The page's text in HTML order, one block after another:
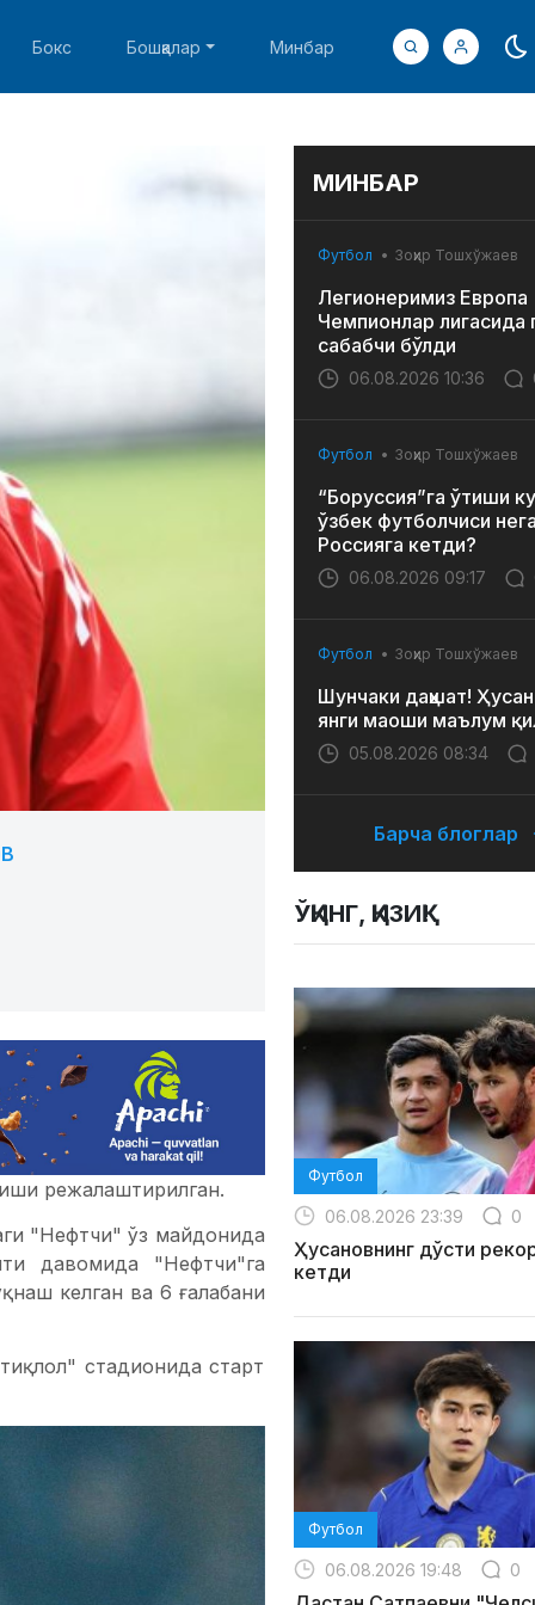
Бокс Бошқалар Минбар
режалаштирилган.
"Нефтчи" ўз майдонида
давомида "Нефтчи"га
келган ва 6 ғалабани
стадионида старт
МИНБАР
Футбол Зоҳир Тошхўжаев
Легионеримиз Европа
Чемпионлар лигасида
сабабчи бўлди
06.08.2026 10:36
Футбол Зоҳир Тошхўжаев
“Боруссия”га ўтиши
ўзбек футболчиси
Россияга кетди?
06.08.2026 09:17
Футбол Зоҳир Тошхўжаев
Шунчаки даҳшат!
янги маоши маълум
05.08.2026 08:34
Барча блоглар
ЎҚИНГ, ҚИЗИҚ!
Футбол
06.08.2026 23:39 0
Ҳусановнинг дўсти
кетди
Футбол
06.08.2026 19:48 0